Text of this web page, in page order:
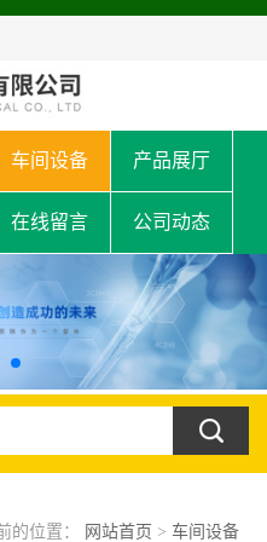
车间设备 产品展厅
在线留言 公司动态
的位置： 网站首页 > 车间设备